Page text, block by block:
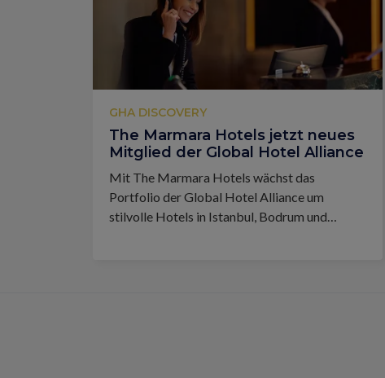
GHA DISCOVERY
The Marmara Hotels jetzt neues
Mitglied der Global Hotel Alliance
Mit The Marmara Hotels wächst das
Portfolio der Global Hotel Alliance um
stilvolle Hotels in Istanbul, Bodrum und